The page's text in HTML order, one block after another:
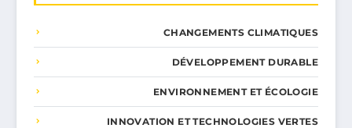
CHANGEMENTS CLIMATIQUES
DÉVELOPPEMENT DURABLE
ENVIRONNEMENT ET ÉCOLOGIE
INNOVATION ET TECHNOLOGIES VERTES